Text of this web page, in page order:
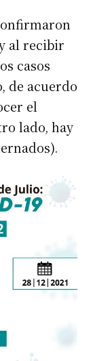
al recibir
casos
de acuerdo
el
lado, hay